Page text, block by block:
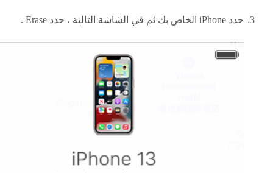
حدد iPhone الخاص بك ثم في الشاشة التالية ، حدد Erase .